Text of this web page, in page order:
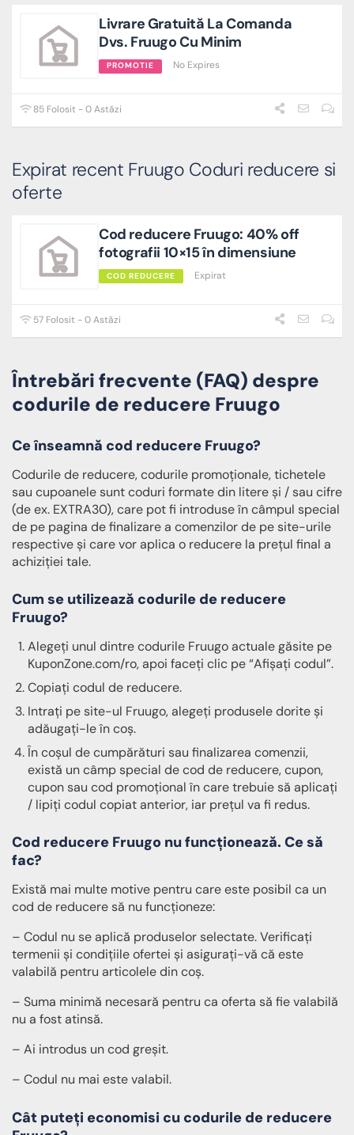
Livrare Gratuită La Comanda
Dvs. Fruugo Cu Minim
PROMOTIE No Expires
85 Folosit - 0 Astăzi
Expirat recent Fruugo Coduri reducere si
oferte
Cod reducere Fruugo: 40% off
fotografii 10×15 în dimensiune
COD REDUCERE Expirat
57 Folosit - 0 Astăzi
Întrebări frecvente (FAQ) despre
codurile de reducere Fruugo
Ce înseamnă cod reducere Fruugo?
Codurile de reducere, codurile promoționale, tichetele
sau cupoanele sunt coduri formate din litere și / sau cifre
(de ex. EXTRA30), care pot fi introduse în câmpul special
de pe pagina de finalizare a comenzilor de pe site-urile
respective și care vor aplica o reducere la prețul final a
achiziției tale.
Cum se utilizează codurile de reducere
Fruugo?
Alegeți unul dintre codurile Fruugo actuale găsite pe
KuponZone.com/ro, apoi faceți clic pe “Afișați codul”.
Copiați codul de reducere.
Intrați pe site-ul Fruugo, alegeți produsele dorite și
adăugați-le în coș.
În coșul de cumpărături sau finalizarea comenzii,
există un câmp special de cod de reducere, cupon,
cupon sau cod promoțional în care trebuie să aplicați
/ lipiți codul copiat anterior, iar prețul va fi redus.
Cod reducere Fruugo nu funcționează. Ce să
fac?
Există mai multe motive pentru care este posibil ca un
cod de reducere să nu funcționeze:
– Codul nu se aplică produselor selectate. Verificați
termenii și condițiile ofertei și asigurați-vă că este
valabilă pentru articolele din coș.
– Suma minimă necesară pentru ca oferta să fie valabilă
nu a fost atinsă.
– Ai introdus un cod greșit.
– Codul nu mai este valabil.
Cât puteți economisi cu codurile de reducere